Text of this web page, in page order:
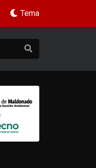
Tema